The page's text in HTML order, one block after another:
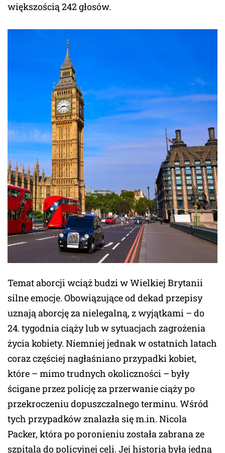
większością 242 głosów.
Temat aborcji wciąż budzi w Wielkiej Brytanii
silne emocje. Obowiązujące od dekad przepisy
uznają aborcję za nielegalną, z wyjątkami – do
24. tygodnia ciąży lub w sytuacjach zagrożenia
życia kobiety. Niemniej jednak w ostatnich latach
coraz częściej nagłaśniano przypadki kobiet,
które – mimo trudnych okoliczności – były
ścigane przez policję za przerwanie ciąży po
przekroczeniu dopuszczalnego terminu. Wśród
tych przypadków znalazła się m.in. Nicola
Packer, która po poronieniu została zabrana ze
szpitala do policyjnej celi. Jej historia była jedną